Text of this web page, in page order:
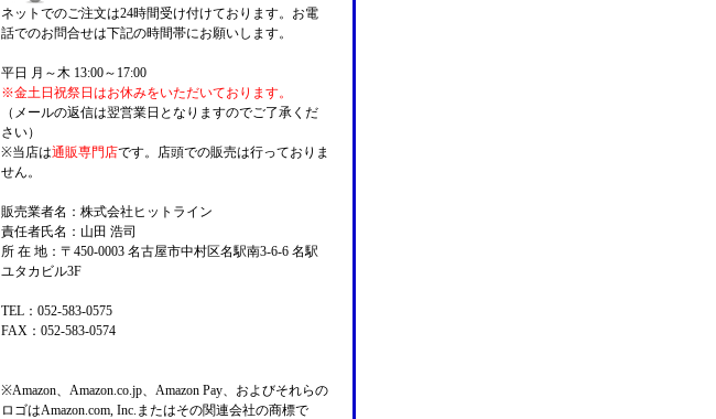
ネットでのご注文は24時間受け付けております。お電
話でのお問合せは下記の時間帯にお願いします。
平日 月～木 13:00～17:00
※金土日祝祭日はお休みをいただいております。
（メールの返信は翌営業日となりますのでご了承くだ
さい）
※当店は通販専門店です。店頭での販売は行っておりま
せん。
販売業者名：株式会社ヒットライン
責任者氏名：山田 浩司
所 在 地：〒450-0003 名古屋市中村区名駅南3-6-6 名駅
ユタカビル3F
TEL：052-583-0575
FAX：052-583-0574
※Amazon、Amazon.co.jp、Amazon Pay、およびそれらの
ロゴはAmazon.com, Inc.またはその関連会社の商標で